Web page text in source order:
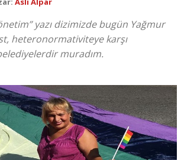
yazı dizimizde bugün Yağmur
heteronormativiteye karşı
muradım.